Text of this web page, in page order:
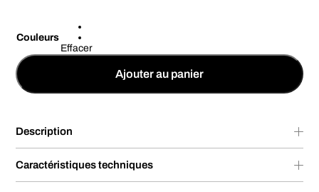
Couleurs
Effacer
Ajouter au panier
Description
Caractéristiques techniques